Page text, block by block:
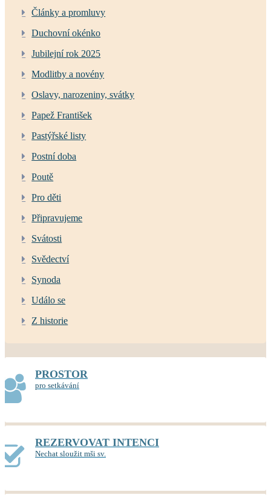
Články a promluvy
Duchovní okénko
Jubilejní rok 2025
Modlitby a novény
Oslavy, narozeniny, svátky
Papež František
Pastýřské listy
Postní doba
Poutě
Pro děti
Připravujeme
Svátosti
Svědectví
Synoda
Událo se
Z historie
PROSTOR
pro setkávání
REZERVOVAT INTENCI
Nechat sloužit mši sv.